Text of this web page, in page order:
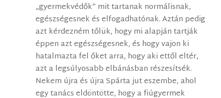
„gyermekvédők” mit tartanak normálisnak,
egészségesnek és elfogadhatónak. Aztán pedig
azt kérdezném tőlük, hogy mi alapján tartják
éppen azt egészségesnek, és hogy vajon ki
hatalmazta fel őket arra, hogy aki ettől eltér,
azt a legsúlyosabb elbánásban részesítsék.
Nekem újra és újra Spárta jut eszembe, ahol
egy tanács eldöntötte, hogy a fiúgyermek